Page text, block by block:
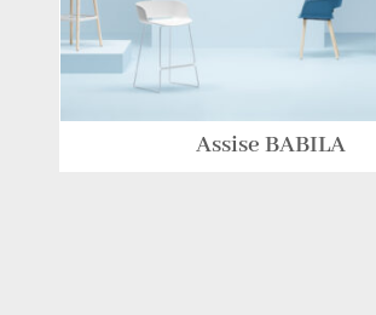
Assise BABILA